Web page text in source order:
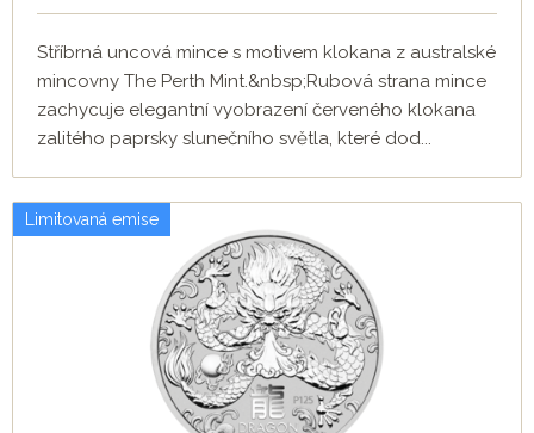
Stříbrná uncová mince s motivem klokana z australské
mincovny The Perth Mint.&nbsp;Rubová strana mince
zachycuje elegantní vyobrazení červeného klokana
zalitého paprsky slunečního světla, které dod...
Limitovaná emise